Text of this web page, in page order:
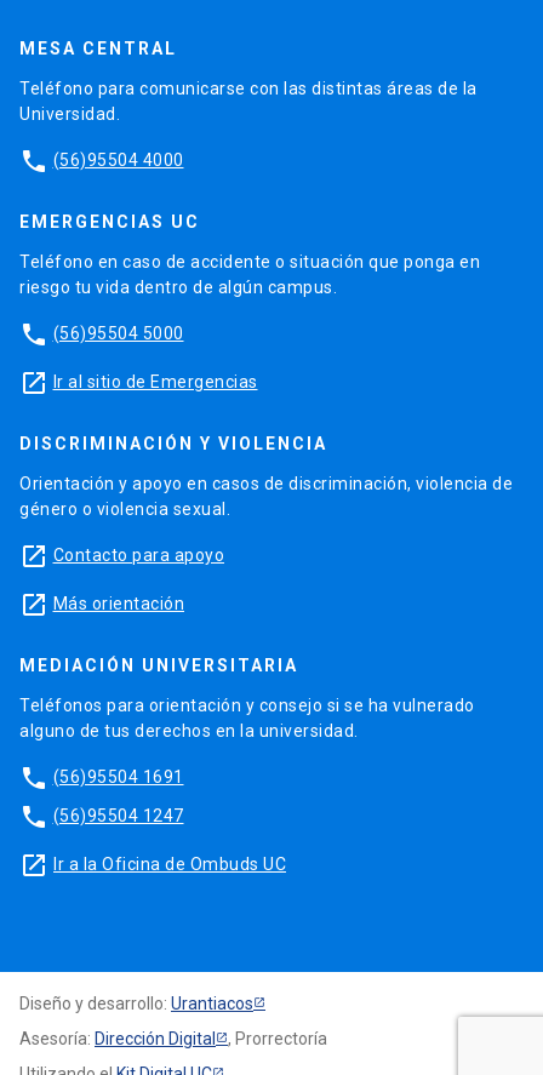
MESA CENTRAL
Teléfono para comunicarse con las distintas áreas de la
Universidad.
phone (56)95504 4000
EMERGENCIAS UC
Teléfono en caso de accidente o situación que ponga en
riesgo tu vida dentro de algún campus.
phone (56)95504 5000
launch Ir al sitio de Emergencias
DISCRIMINACIÓN Y VIOLENCIA
Orientación y apoyo en casos de discriminación, violencia de
género o violencia sexual.
launch Contacto para apoyo
launch Más orientación
MEDIACIÓN UNIVERSITARIA
Teléfonos para orientación y consejo si se ha vulnerado
alguno de tus derechos en la universidad.
phone (56)95504 1691
phone (56)95504 1247
launch Ir a la Oficina de Ombuds UC
Diseño y desarrollo: Urantiacos
Asesoría: Dirección Digital
, Prorrectoría